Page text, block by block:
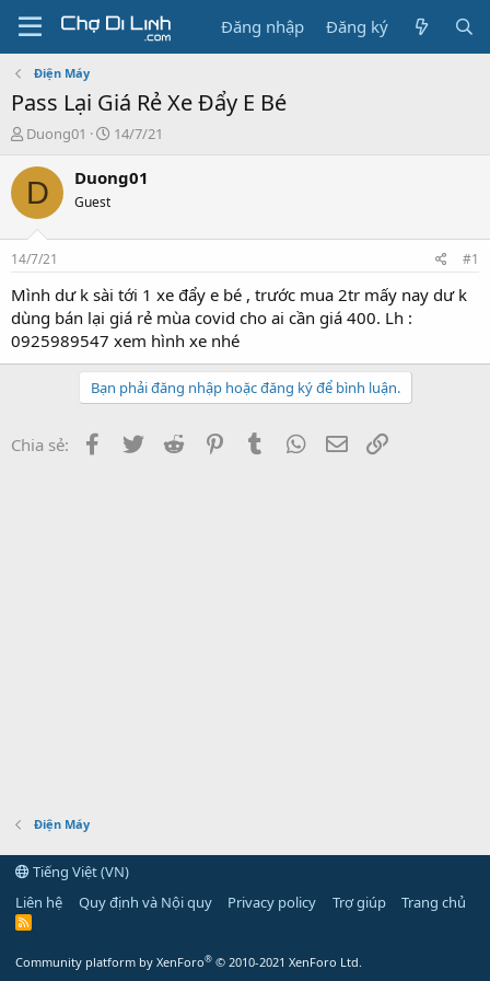
Đăng nhập Đăng ký
Điện Máy
Pass Lại Giá Rẻ Xe Đẩy E Bé
T
r
a
s
t
a
r
t
e
r
Duong01
N
à
y
14/7/21
D Duong01
Guest
14/7/21 #1
Mình dư k sài tới 1 xe đẩy e bé , trước mua 2tr mấy nay dư k
dùng bán lại giá rẻ mùa covid cho ai cần giá 400. Lh :
0925989547 xem hình xe nhé
Bạn phải đăng nhập hoặc đăng ký để bình luận.
Chia sẻ: Facebook
Twitter Reddit PinterestTumblr WhatsApp
Email
Điện Máy
Tiếng Việt (VN)
Liên hệ
Quy định và Nội quy Privacy policy Trợ giúp Trang chủ
R
Community platform by XenForo® © 2010-2021 XenForo Ltd.